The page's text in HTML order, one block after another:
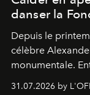
danser la
Depuis le
célèbre
monumentale.
monumentales
31.07.2026 by